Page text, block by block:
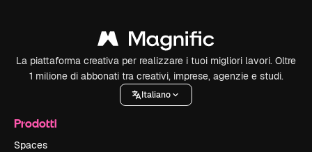
La piattaforma creativa per realizzare i tuoi migliori lavori. Oltre
1 milione di abbonati tra creativi, imprese, agenzie e studi.
Italiano
Prodotti
Spaces